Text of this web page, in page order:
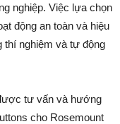
nghiệp. Việc lựa chọn
động an toàn và hiệu
thí nghiệm và tự động
tư vấn và hướng
cho Rosemount